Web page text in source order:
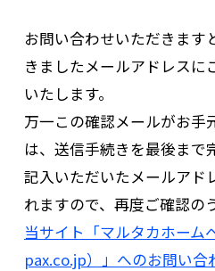
お問い合わせいただきます
きましたメールアドレスに
いたします。
万一この確認メールがお手
は、送信手続きを最後まで
記入いただいたメールアド
れますので、再度ご確認の
当サイト「マルタカホー
pax.co.jp）」へのお問い合